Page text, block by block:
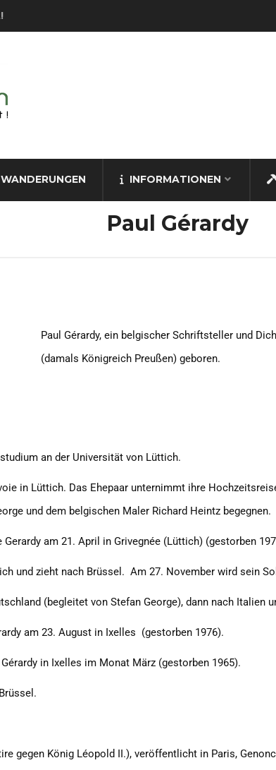
WANDERUNGEN INFORMATIONEN
Paul Gérardy
Paul Gérardy, ein belgischer Schriftsteller und
(damals Königreich Preußen) geboren.
an der Universität von Lüttich.
in Lüttich. Das Ehepaar unternimmt ihre
und dem belgischen Maler Richard Heintz begegnen.
am 21. April in Grivegnée (Lüttich) (gestorben
und zieht nach Brüssel. Am 27. November wird sein
(begleitet von Stefan George), dann nach Italien
am 23. August in Ixelles (gestorben 1976).
in Ixelles im Monat März (gestorben 1965).
gegen König Léopold II.), veröffentlicht in Paris,